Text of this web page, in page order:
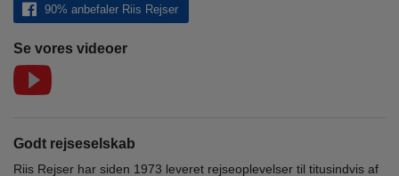
90% anbefaler Riis Rejser
Se vores videoer
Godt rejseselskab
Riis Rejser har siden 1973 leveret rejseoplevelser til titusindvis af